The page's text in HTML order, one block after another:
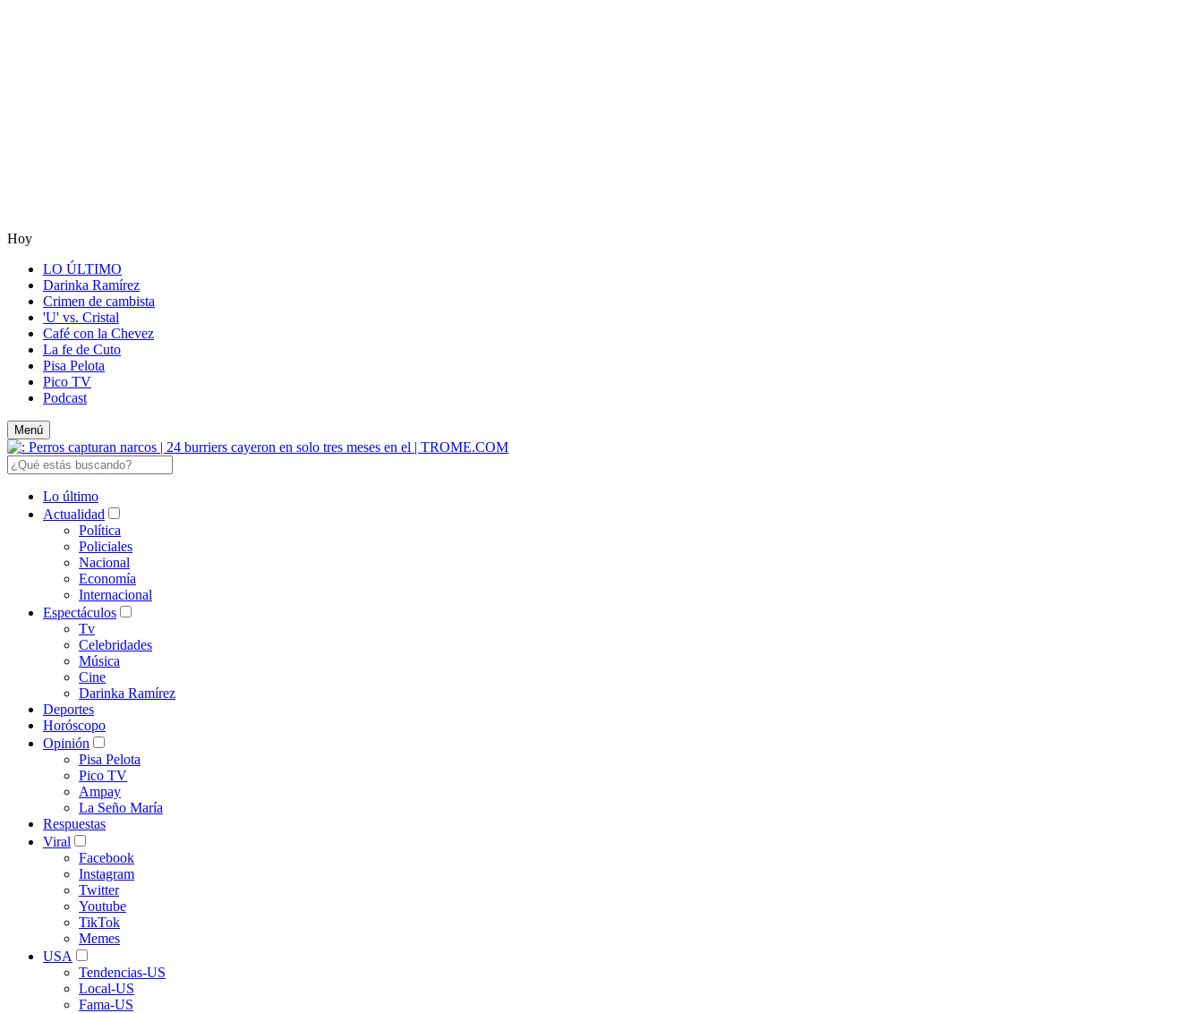
Hoy
LO ÚLTIMO
Darinka Ramírez
Crimen de cambista
'U' vs. Cristal
Café con la Chevez
La fe de Cuto
Pisa Pelota
Pico TV
Podcast
Menú
Lo último
Actualidad
Política
Policiales
Nacional
Economía
Internacional
Espectáculos
Tv
Celebridades
Música
Cine
Darinka Ramírez
Deportes
Horóscopo
Opinión
Pisa Pelota
Pico TV
Ampay
La Seño María
Respuestas
Viral
Facebook
Instagram
Twitter
Youtube
TikTok
Memes
USA
Tendencias-US
Local-US
Fama-US